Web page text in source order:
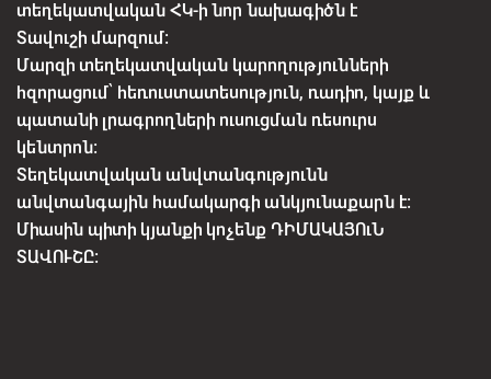
տեղեկատվական ՀԿ-ի նոր նախագիծն է
Տավուշի մարզում:
Մարզի տեղեկատվական կարողությունների
հզորացում՝ հեռուստատեսություն, ռադիո, կայք և
պատանի լրագրողների ուսուցման ռեսուրս
կենտրոն:
Տեղեկատվական անվտանգությունն
անվտանգային համակարգի անկյունաքարն է:
Միասին պիտի կյանքի կոչենք ԴԻՄԱԿԱՅՈւՆ
ՏԱՎՈՒՇԸ: